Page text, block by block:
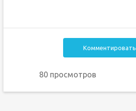
Комментировать
80 просмотров